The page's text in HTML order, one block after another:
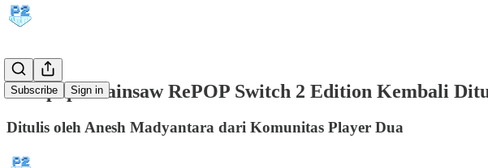
Subscribe Sign in
Lollipop Chainsaw RePOP Switch 2 Edition Kembali
Ditulis oleh Anesh Madyantara dari Komunitas Player Dua